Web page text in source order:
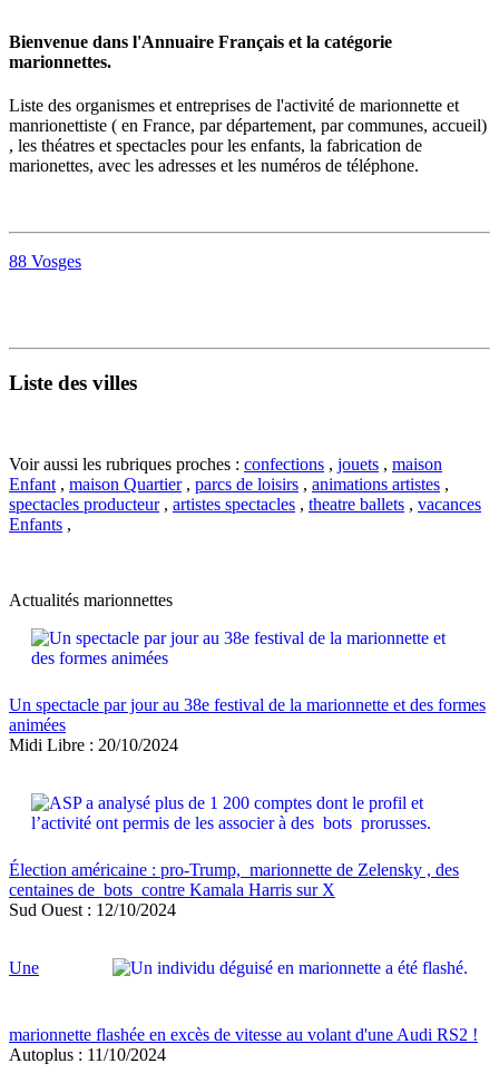
Bienvenue dans l'Annuaire Français et la catégorie
marionnettes.
Liste des organismes et entreprises de l'activité de marionnette et
manrionettiste ( en France, par département, par communes, accueil)
, les théatres et spectacles pour les enfants, la fabrication de
marionettes, avec les adresses et les numéros de téléphone.
88 Vosges
Liste des villes
Voir aussi les rubriques proches : confections , jouets , maison
Enfant , maison Quartier, parcs de loisirs , animations artistes ,
spectacles producteur, artistes spectacles , theatre ballets , vacances
Enfants ,
Actualités marionnettes
Un spectacle par jour au 38e festival de la marionnette et des formes
animées
Midi Libre : 20/10/2024
Élection américaine : pro-Trump, marionnette de Zelensky , des
centaines de bots contre Kamala Harris sur X
Sud Ouest : 12/10/2024
Une
marionnette flashée en excès de vitesse au volant d'une Audi RS2 !
Autoplus : 11/10/2024